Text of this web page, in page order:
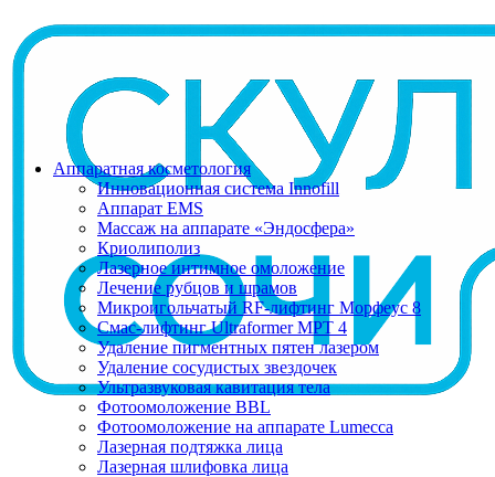
Аппаратная косметология
Инновационная система Innofill
Аппарат EMS
Массаж на аппарате «Эндосфера»
Криолиполиз
Лазерное интимное омоложение
Лечение рубцов и шрамов
Микроигольчатый RF-лифтинг Морфеус 8
Смас-лифтинг Ultraformer MPT 4
Удаление пигментных пятен лазером
Удаление сосудистых звездочек
Ультразвуковая кавитация тела
Фотоомоложение BBL
Фотоомоложение на аппарате Lumecca
Лазерная подтяжка лица
Лазерная шлифовка лица